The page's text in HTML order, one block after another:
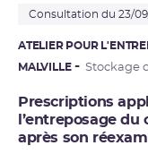
Consultation du 23/
ATELIER POUR
MALVILLE
Stockage
Prescriptions
l’entreposage du
après son